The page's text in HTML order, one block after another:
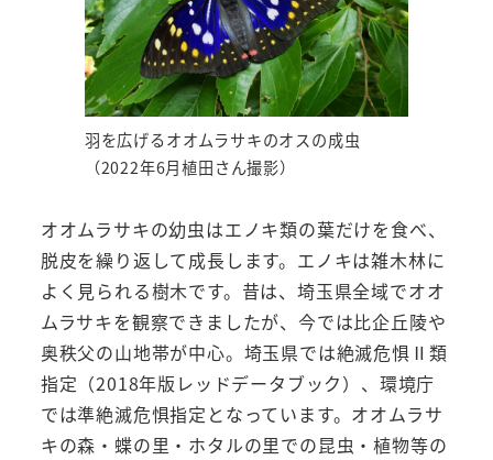
羽を広げるオオムラサキのオスの成虫
（2022年6月植田さん撮影）
オオムラサキの幼虫はエノキ類の葉だけを食べ、
脱皮を繰り返して成長します。エノキは雑木林に
よく見られる樹木です。昔は、埼玉県全域でオオ
ムラサキを観察できましたが、今では比企丘陵や
奥秩父の山地帯が中心。埼玉県では絶滅危惧Ⅱ類
指定（2018年版レッドデータブック）、環境庁
では準絶滅危惧指定となっています。オオムラサ
キの森・蝶の里・ホタルの里での昆虫・植物等の